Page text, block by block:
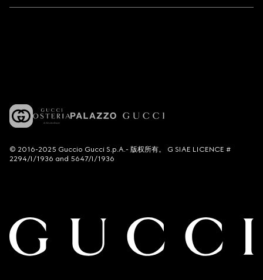
© 2016-2025 Guccio Gucci S.p.A.- 版权所有。 G SIAE LICENCE #
2294/I/1936 and 5647/I/1936